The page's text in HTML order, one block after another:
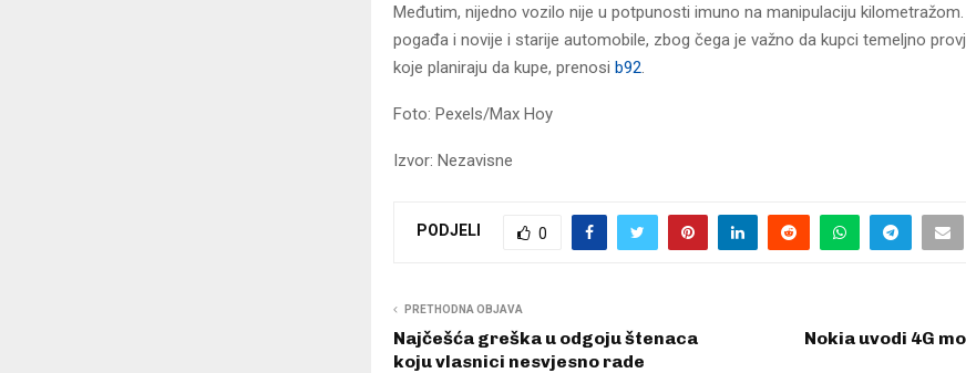
Međutim, nijedno vozilo nije u potpunosti imuno na manipulaciju
pogađa i novije i starije automobile, zbog čega je važno da kupci temeljno
koje planiraju da kupe, prenosi b92.
Foto: Pexels/Max Hoy
Izvor: Nezavisne
PODJELI 0
PRETHODNA OBJAVA
Najčešća greška u odgoju štenaca
koju vlasnici nesvjesno rade
Nokia uvodi 4G